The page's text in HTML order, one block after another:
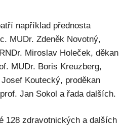
například přednosta
MUDr. Zdeněk Novotný,
Miroslav Holeček, děkan
MUDr. Boris Kreuzberg,
Koutecký, proděkan
Jan Sokol a řada dalších.
128 zdravotnických a dalších